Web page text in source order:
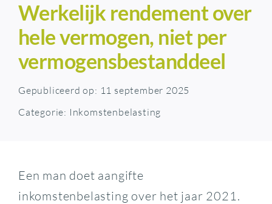
Werkelijk rendement over
hele vermogen, niet per
vermogensbestanddeel
Gepubliceerd op: 11 september 2025
Categorie: Inkomstenbelasting
Een man doet aangifte
inkomstenbelasting over het jaar 2021.